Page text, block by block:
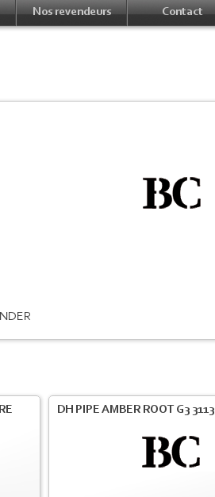
Nos revendeurs Contact
DH PIPE AMBER ROOT G3 3113